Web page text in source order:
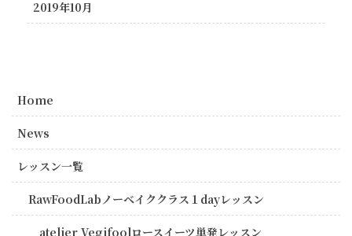
2019年10月
Home
News
レッスン一覧
RawFoodLabノーベイククラス１dayレッスン
atelier Vegifoolロースイーツ単発レッスン